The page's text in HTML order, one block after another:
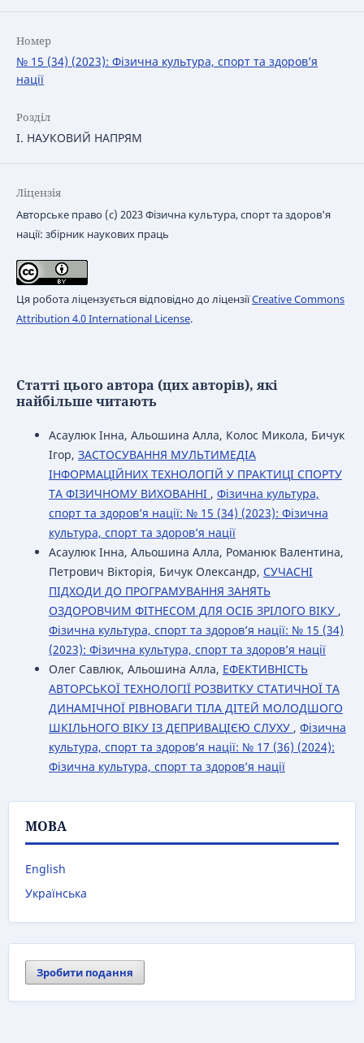
Номер
№ 15 (34) (2023): Фізична культура, спорт та здоров’я
нації
Розділ
І. НАУКОВИЙ НАПРЯМ
Ліцензія
Авторське право (c) 2023 Фізична культура, спорт та здоров'я
нації: збірник наукових праць
Ця робота ліцензується відповідно до ліцензіїCreative Commons
Attribution 4.0 International License.
Статті цього автора (цих авторів), які
найбільше читають
Асаулюк Інна, Альошина Алла, Колос Микола, Бичук
Ігор, ЗАСТОСУВАННЯ МУЛЬТИМЕДІА
ІНФОРМАЦІЙНИХ ТЕХНОЛОГІЙ У ПРАКТИЦІ СПОРТУ
ТА ФІЗИЧНОМУ ВИХОВАННІ , Фізична культура,
спорт та здоров’я нації: № 15 (34) (2023): Фізична
культура, спорт та здоров’я нації
Асаулюк Інна, Альошина Алла, Романюк Валентина,
Петрович Вікторія, Бичук Олександр, СУЧАСНІ
ПІДХОДИ ДО ПРОГРАМУВАННЯ ЗАНЯТЬ
ОЗДОРОВЧИМ ФІТНЕСОМ ДЛЯ ОСІБ ЗРІЛОГО ВІКУ ,
Фізична культура, спорт та здоров’я нації: № 15 (34)
(2023): Фізична культура, спорт та здоров’я нації
Олег Савлюк, Альошина Алла, ЕФЕКТИВНІСТЬ
АВТОРСЬКОЇ ТЕХНОЛОГІЇ РОЗВИТКУ СТАТИЧНОЇ ТА
ДИНАМІЧНОЇ РІВНОВАГИ ТІЛА ДІТЕЙ МОЛОДШОГО
ШКІЛЬНОГО ВІКУ ІЗ ДЕПРИВАЦІЄЮ СЛУХУ , Фізична
культура, спорт та здоров’я нації: № 17 (36) (2024):
Фізична культура, спорт та здоров’я нації
МОВА
English
Українська
Зробити подання